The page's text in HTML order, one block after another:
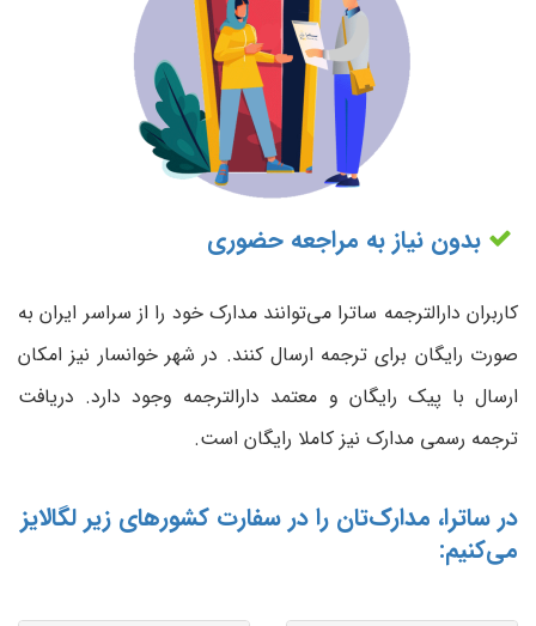
بدون نیاز به مراجعه حضوری
کاربران دارالترجمه ساترا می‌توانند مدارک خود را از سراسر ایران به
صورت رایگان برای ترجمه ارسال کنند. در شهر خوانسار نیز امکان
ارسال با پیک رایگان و معتمد دارالترجمه وجود دارد. دریافت
ترجمه رسمی مدارک نیز کاملا رایگان است.
در ساترا، مدارک‌تان را در سفارت کشورهای زیر لگالایز
می‌کنیم: